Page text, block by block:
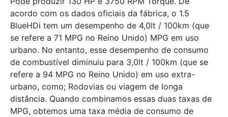
acordo com os dados oficiais da fábrica, o 1.5
BlueHDi tem um desempenho de 4,0lt / 100km (que
se refere a 71 MPG no Reino Unido) MPG em uso
urbano. No entanto, esse desempenho de consumo
de combustível diminuiu para 3,0lt / 100km (que se
refere a 94 MPG no Reino Unido) em uso extra-
urbano, como; Rodovias ou viagem de longa
distância. Quando combinamos essas duas taxas de
MPG, obtemos uma taxa média de consumo de